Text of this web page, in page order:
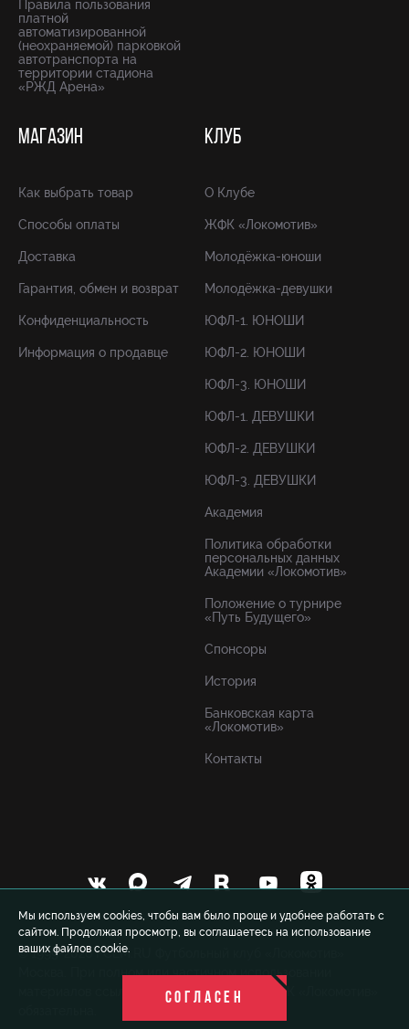
Мы используем cookies, чтобы вам было проще и удобнее работать с
сайтом. Продолжая просмотр, вы соглашаетесь на использование
ваших файлов cookie.
СОГЛАСЕН
Правила пользования
платной
автоматизированной
(неохраняемой) парковкой
автотранспорта на
территории стадиона
«РЖД Арена»
МАГАЗИН
Как выбрать товар
Способы оплаты
Доставка
Гарантия, обмен и возврат
Конфиденциальность
Информация о продавце
КЛУБ
О Клубе
ЖФК «Локомотив»
Молодёжка-юноши
Молодёжка-девушки
ЮФЛ-1. ЮНОШИ
ЮФЛ-2. ЮНОШИ
ЮФЛ-3. ЮНОШИ
ЮФЛ-1. ДЕВУШКИ
ЮФЛ-2. ДЕВУШКИ
ЮФЛ-3. ДЕВУШКИ
Академия
Политика обработки
персональных данных
Академии «Локомотив»
Положение о турнире
«Путь Будущего»
Спонсоры
История
Банковская карта
«Локомотив»
Контакты
© 1999-2026 FCLM.RU Футбольный клуб «Локомотив»
Москва. При полном или частичном использовании
материалов ссылка на официальный сайт ФК «Локомотив»